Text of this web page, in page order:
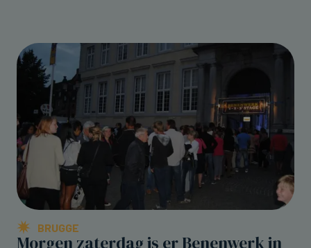
BRUGGE
Morgen zaterdag is er Benenwerk in